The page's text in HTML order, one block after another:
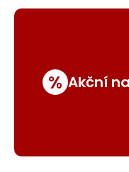
% Akční